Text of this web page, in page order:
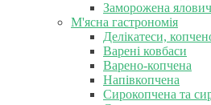
Заморожена
М'ясна гастрономія
Делікатеси,
Варені ковбаси
Варено-копчена
Напівкопчена
Сирокопчена та